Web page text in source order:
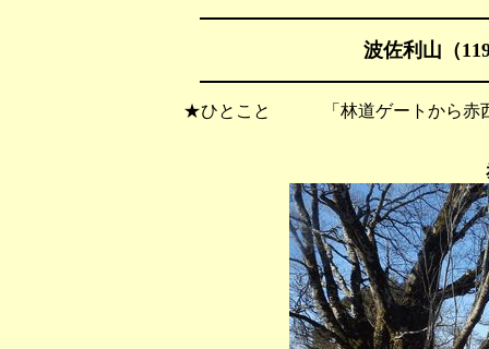
波佐利山（
★ひとこと 「林道ゲートから赤西